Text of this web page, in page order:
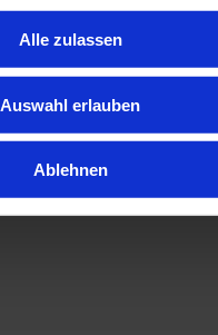
Alle zulassen
Auswahl erlauben
Ablehnen